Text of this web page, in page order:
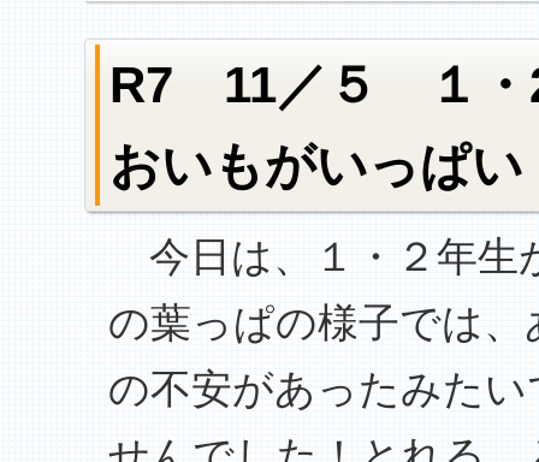
R7 11／５ １・2
おいもがいっぱい
今日は、１・２年生
の葉っぱの様子では
の不安があったみた